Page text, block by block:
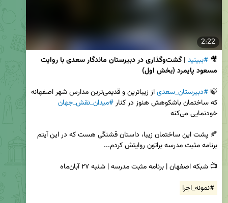
2:22
🎥 #ببینید
مسعود پایمرد (بخش اول)
🍃 #دبیرستان_سعدی
که ساختمان باشکوهش هنوز در کنار #میدان_نقش_جهان
#نمونه_اجرا